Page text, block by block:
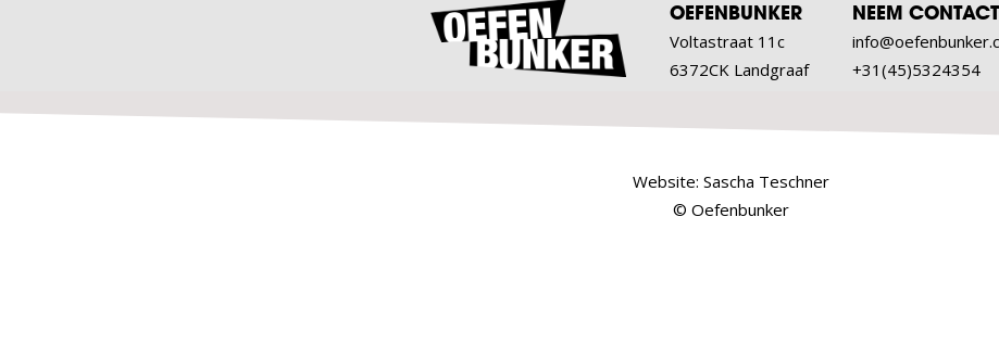
OEFENBUNKER
Voltastraat 11c
6372CK Landgraaf
NEEM
+31(45)5324354
Website: Sascha Teschner
© Oefenbunker